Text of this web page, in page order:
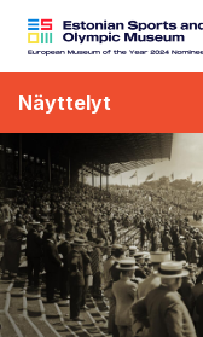
Näyttelyt